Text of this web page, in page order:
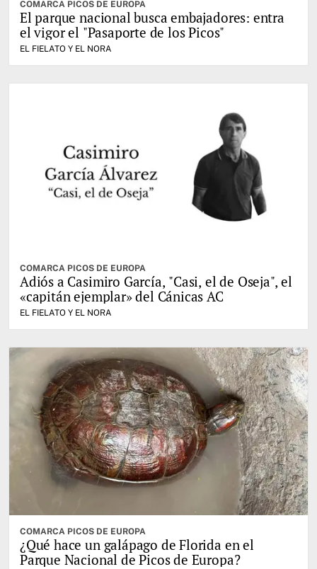
COMARCA PICOS DE EUROPA
El parque nacional busca embajadores: entra
el vigor el "Pasaporte de los Picos"
EL FIELATO Y EL NORA
COMARCA PICOS DE EUROPA
Adiós a Casimiro García, "Casi, el de Oseja", el
«capitán ejemplar» del Cánicas AC
EL FIELATO Y EL NORA
COMARCA PICOS DE EUROPA
¿Qué hace un galápago de Florida en el
Parque Nacional de Picos de Europa?